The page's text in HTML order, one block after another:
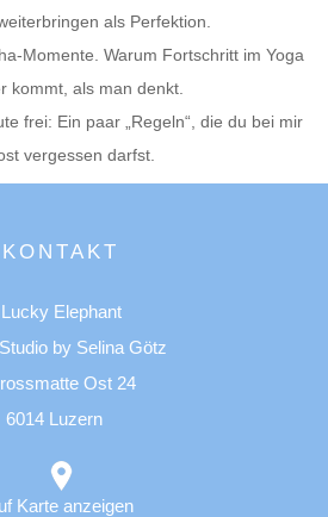
als Perfektion.
Momente. Warum Fortschritt im Yoga
kommt, als man denkt.
frei: Ein paar „Regeln“, die du bei mir
vergessen darfst.
KONTAKT
Lucky Elephant
by Selina Götz
Ost 24
6014 Luzern
Karte anzeigen